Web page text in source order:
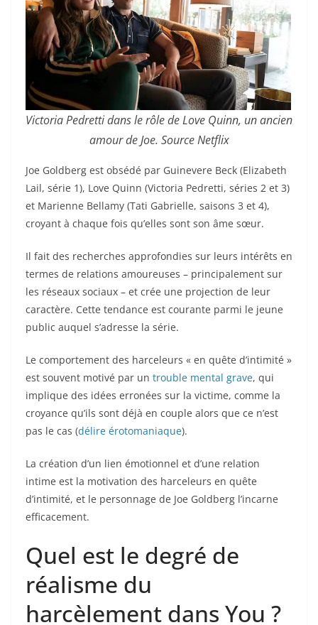
Victoria Pedretti dans le rôle de Love Quinn, un ancien
amour de Joe. Source Netflix
Joe Goldberg est obsédé par Guinevere Beck (Elizabeth
Lail, série 1), Love Quinn (Victoria Pedretti, séries 2 et 3)
et Marienne Bellamy (Tati Gabrielle, saisons 3 et 4),
croyant à chaque fois qu’elles sont son âme sœur.
Il fait des recherches approfondies sur leurs intérêts en
termes de relations amoureuses – principalement sur
les réseaux sociaux – et crée une projection de leur
caractère. Cette tendance est courante parmi le jeune
public auquel s’adresse la série.
Le comportement des harceleurs « en quête d’intimité »
est souvent motivé par un trouble mental grave, qui
implique des idées erronées sur la victime, comme la
croyance qu’ils sont déjà en couple alors que ce n’est
pas le cas (délire érotomaniaque).
La création d’un lien émotionnel et d’une relation
intime est la motivation des harceleurs en quête
d’intimité, et le personnage de Joe Goldberg l’incarne
efficacement.
Quel est le degré de
réalisme du
harcèlement dans You ?